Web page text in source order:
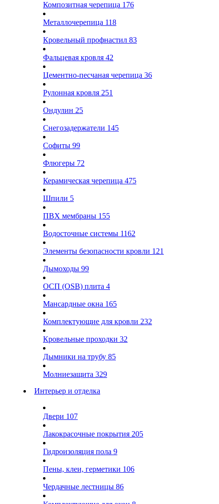
Композитная черепица 176
Металлочерепица 118
Кровельный профнастил 83
Фальцевая кровля 42
Цементно-песчаная черепица 36
Рулонная кровля 251
Ондулин 25
Снегозадержатели 145
Софиты 99
Флюгеры 72
Керамическая черепица 475
Шпили 5
ПВХ мембраны 155
Водосточные системы 1162
Элементы безопасности кровли 121
Дымоходы 99
ОСП (OSB) плита 4
Мансардные окна 165
Комплектующие для кровли 232
Кровельные проходки 32
Дымники на трубу 85
Молниезащита 329
Интерьер и отделка
Двери 107
Лакокрасочные покрытия 205
Гидроизоляция пола 9
Пены, клеи, герметики 106
Чердачные лестницы 86